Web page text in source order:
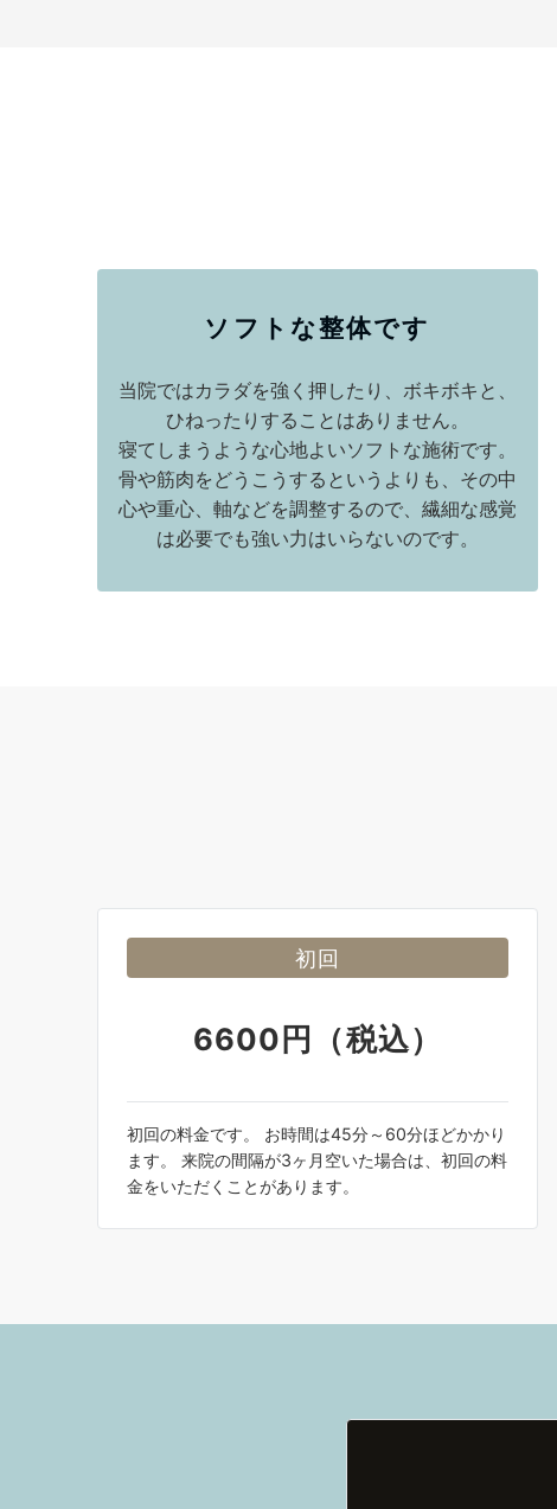
ソフトな整体です
当院ではカラダを強く押したり、ボキボキと、
ひねったりすることはありません。
寝てしまうような心地よいソフトな施術です。
骨や筋肉をどうこうするというよりも、その中
心や重心、軸などを調整するので、繊細な感覚
は必要でも強い力はいらないのです。
初回
6600円（税込）
初回の料金です。 お時間は45分～60分ほどかかり
ます。 来院の間隔が3ヶ月空いた場合は、初回の料
金をいただくことがあります。